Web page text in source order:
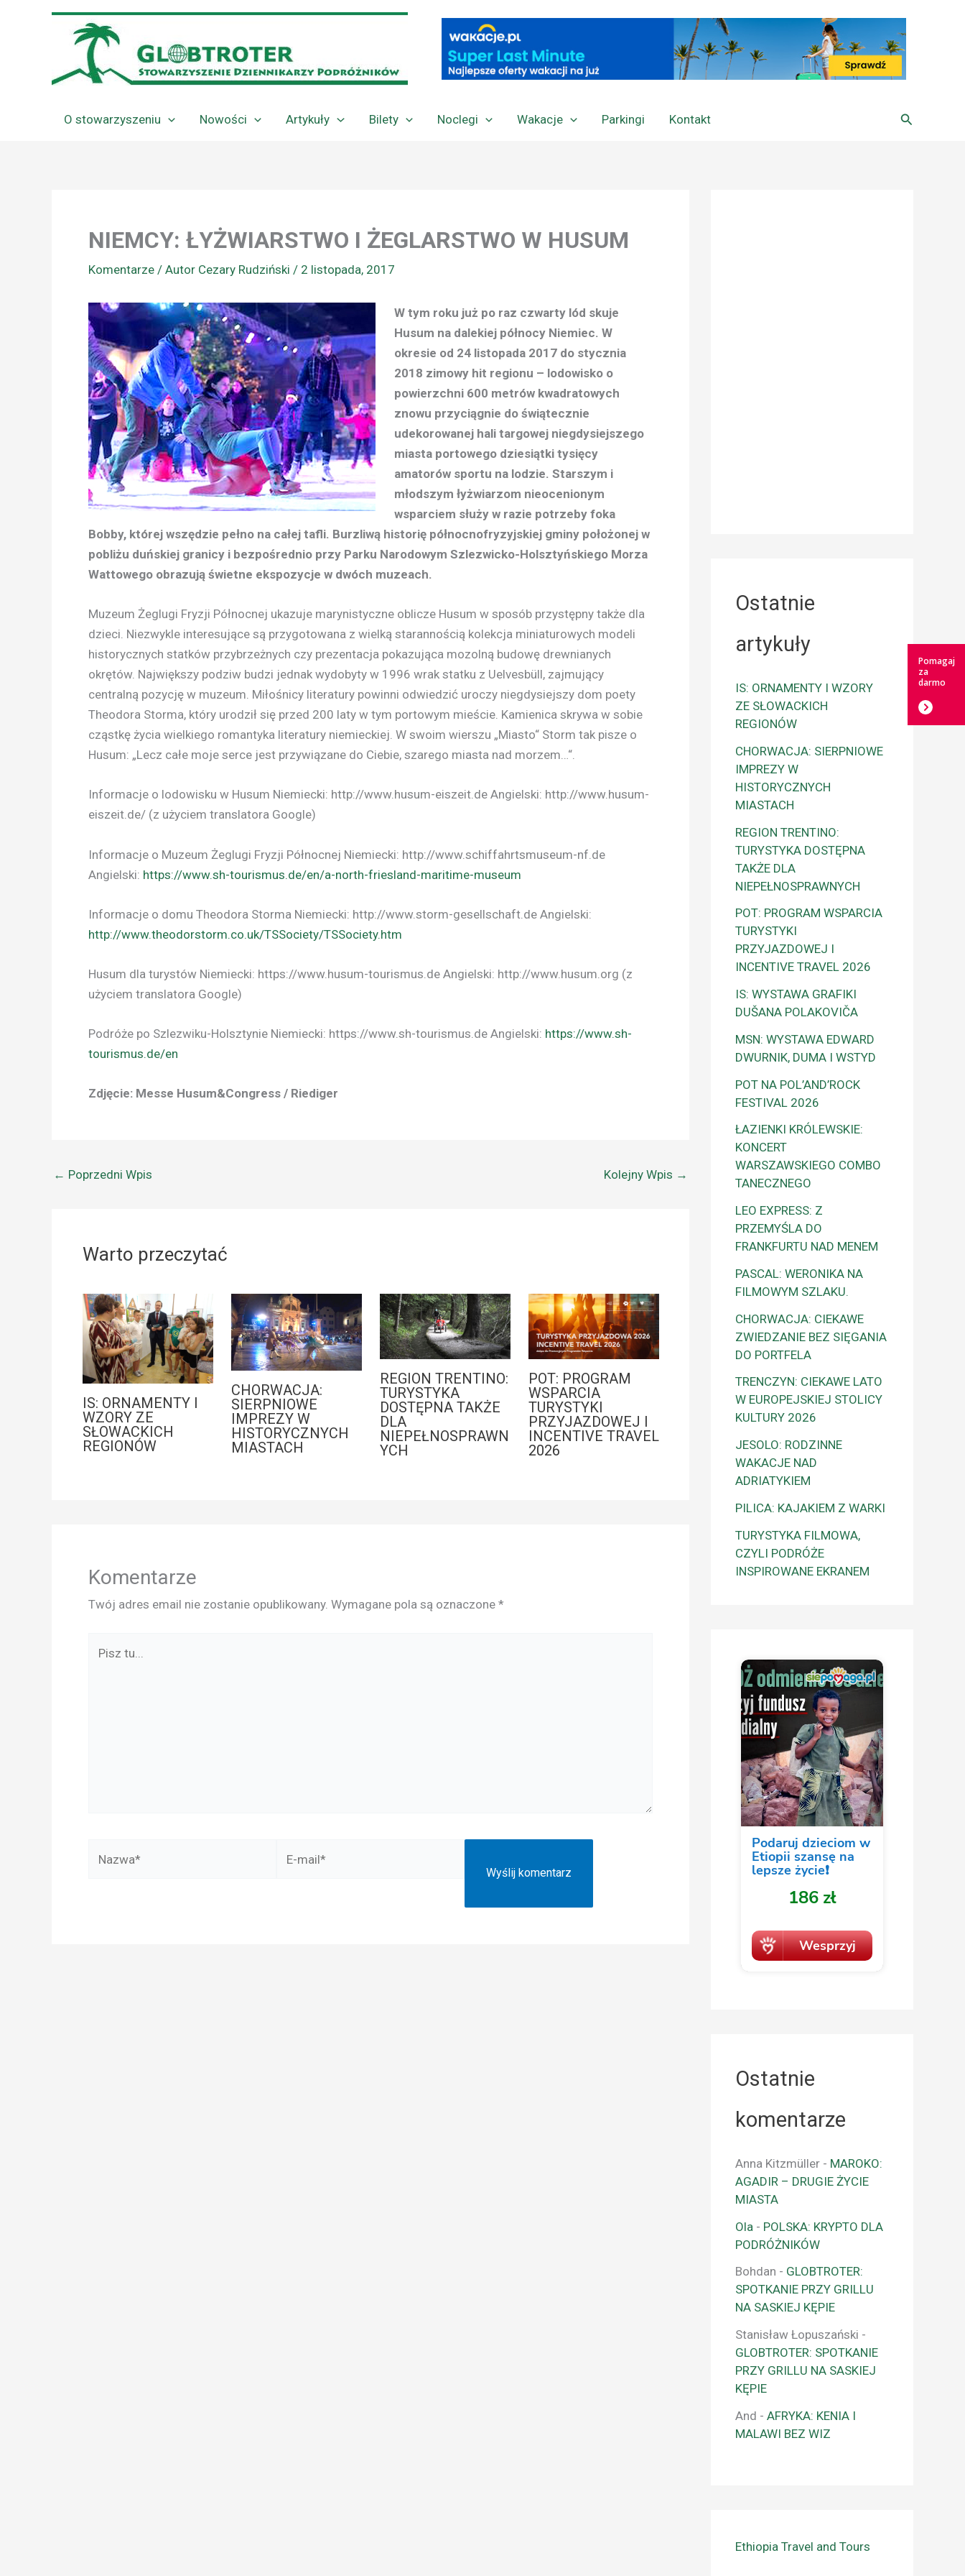
O stowarzyszeniu Nowości Artykuły Bilety Noclegi Wakacje Parkingi Kontakt Szukaj
NIEMCY: ŁYŻWIARSTWO I ŻEGLARSTWO W HUSUM
Komentarze / Autor Cezary Rudziński / 2 listopada, 2017
W tym roku już po raz czwarty lód skuje
Husum na dalekiej północy Niemiec. W
okresie od 24 listopada 2017 do stycznia
2018 zimowy hit regionu – lodowisko o
powierzchni 600 metrów kwadratowych
znowu przyciągnie do świątecznie
udekorowanej hali targowej niegdysiejszego
miasta portowego dziesiątki tysięcy
amatorów sportu na lodzie. Starszym i
młodszym łyżwiarzom nieocenionym
wsparciem służy w razie potrzeby foka
Bobby, której wszędzie pełno na całej tafli. Burzliwą historię północnofryzyjskiej gminy położonej w
pobliżu duńskiej granicy i bezpośrednio przy Parku Narodowym Szlezwicko-Holsztyńskiego Morza
Wattowego obrazują świetne ekspozycje w dwóch muzeach.
Muzeum Żeglugi Fryzji Północnej ukazuje marynistyczne oblicze Husum w sposób przystępny także dla
dzieci. Niezwykle interesujące są przygotowana z wielką starannością kolekcja miniaturowych modeli
historycznych statków przybrzeżnych czy prezentacja pokazująca mozolną budowę drewnianych
okrętów. Największy podziw budzi jednak wydobyty w 1996 wrak statku z Uelvesbüll, zajmujący
centralną pozycję w muzeum. Miłośnicy literatury powinni odwiedzić uroczy niegdysiejszy dom poety
Theodora Storma, który urodził się przed 200 laty w tym portowym mieście. Kamienica skrywa w sobie
cząstkę życia wielkiego romantyka literatury niemieckiej. W swoim wierszu „Miasto“ Storm tak pisze o
Husum: „Lecz całe moje serce jest przywiązane do Ciebie, szarego miasta nad morzem…“.
Informacje o lodowisku w Husum Niemiecki: http://www.husum-eiszeit.de Angielski: http://www.husum-
eiszeit.de/ (z użyciem translatora Google)
Informacje o Muzeum Żeglugi Fryzji Północnej Niemiecki: http://www.schiffahrtsmuseum-nf.de
Angielski: https://www.sh-tourismus.de/en/a-north-friesland-maritime-museum
Informacje o domu Theodora Storma Niemiecki: http://www.storm-gesellschaft.de Angielski:
http://www.theodorstorm.co.uk/TSSociety/TSSociety.htm
Husum dla turystów Niemiecki: https://www.husum-tourismus.de Angielski: http://www.husum.org (z
użyciem translatora Google)
Podróże po Szlezwiku-Holsztynie Niemiecki: https://www.sh-tourismus.de Angielski: https://www.sh-
tourismus.de/en
Zdjęcie: Messe Husum&Congress / Riediger
← Poprzedni Wpis Kolejny Wpis →
Warto przeczytać
IS: ORNAMENTY I
WZORY ZE
SŁOWACKICH
REGIONÓW
CHORWACJA:
SIERPNIOWE
IMPREZY W
HISTORYCZNYCH
MIASTACH
REGION TRENTINO:
TURYSTYKA
DOSTĘPNA TAKŻE
DLA
NIEPEŁNOSPRAWN
YCH
POT: PROGRAM
WSPARCIA
TURYSTYKI
PRZYJAZDOWEJ I
INCENTIVE TRAVEL
2026
Komentarze
Twój adres email nie zostanie opublikowany. Wymagane pola są oznaczone *
tu...
mail*
Ostatnie
artykuły
IS: ORNAMENTY I WZORY
ZE SŁOWACKICH
REGIONÓW
CHORWACJA: SIERPNIOWE
IMPREZY W
HISTORYCZNYCH
MIASTACH
REGION TRENTINO:
TURYSTYKA DOSTĘPNA
TAKŻE DLA
NIEPEŁNOSPRAWNYCH
POT: PROGRAM WSPARCIA
TURYSTYKI
PRZYJAZDOWEJ I
INCENTIVE TRAVEL 2026
IS: WYSTAWA GRAFIKI
DUŠANA POLAKOVIČA
MSN: WYSTAWA EDWARD
DWURNIK, DUMA I WSTYD
POT NA POL’AND’ROCK
FESTIVAL 2026
ŁAZIENKI KRÓLEWSKIE:
KONCERT
WARSZAWSKIEGO COMBO
TANECZNEGO
LEO EXPRESS: Z
PRZEMYŚLA DO
FRANKFURTU NAD MENEM
PASCAL: WERONIKA NA
FILMOWYM SZLAKU.
CHORWACJA: CIEKAWE
ZWIEDZANIE BEZ SIĘGANIA
DO PORTFELA
TRENCZYN: CIEKAWE LATO
W EUROPEJSKIEJ STOLICY
KULTURY 2026
JESOLO: RODZINNE
WAKACJE NAD
ADRIATYKIEM
PILICA: KAJAKIEM Z WARKI
TURYSTYKA FILMOWA,
CZYLI PODRÓŻE
INSPIROWANE EKRANEM
Ostatnie
komentarze
Anna Kitzmüller - MAROKO:
AGADIR – DRUGIE ŻYCIE
MIASTA
Ola - POLSKA: KRYPTO DLA
PODRÓŻNIKÓW
Bohdan - GLOBTROTER:
SPOTKANIE PRZY GRILLU
NA SASKIEJ KĘPIE
Stanisław Łopuszański -
GLOBTROTER: SPOTKANIE
PRZY GRILLU NA SASKIEJ
KĘPIE
And - AFRYKA: KENIA I
MALAWI BEZ WIZ
Ethiopia Travel and Tours
Pomagaj
za
darmo